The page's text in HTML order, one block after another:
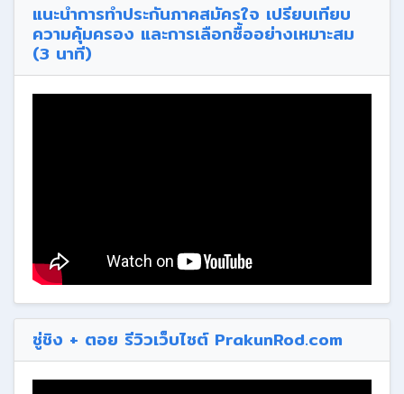
แนะนำการทำประกันภาคสมัครใจ เปรียบเทียบ
ความคุ้มครอง และการเลือกซื้ออย่างเหมาะสม
(3 นาที)
ซู่ชิง + ตอย รีวิวเว็บไซต์ PrakunRod.com